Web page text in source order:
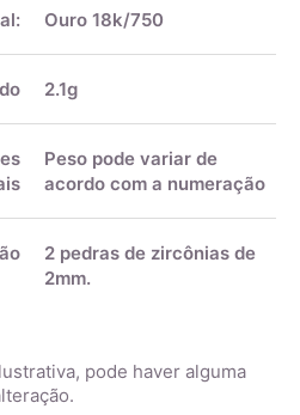
Ouro 18k/750
2.1g
Peso pode variar de
acordo com a numeração
2 pedras de zircônias de
2mm.
pode haver alguma